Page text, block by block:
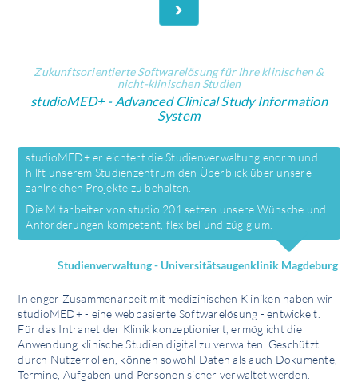
Zukunftsorientierte Softwarelösung für Ihre klinischen &
nicht-klinischen Studien
studioMED+ - Advanced Clinical Study Information
System
studioMED+ erleichtert die Studienverwaltung enorm und
hilft unserem Studienzentrum den Überblick über unsere
zahlreichen Projekte zu behalten.
Die Mitarbeiter von studio.201 setzen unsere Wünsche und
Anforderungen kompetent, flexibel und zügig um.
Studienverwaltung - Universitätsaugenklinik Magdeburg
In enger Zusammen­arbeit mit medizinischen Kliniken haben wir
studioMED+ - eine webbasierte Softwarelösung - entwickelt.
Für das Intranet der Klinik konzeptioniert, ermöglicht die
Anwendung klinische Studien digital zu verwalten. Geschützt
durch Nutzerrollen, können sowohl Daten als auch Dokumente,
Termine, Aufgaben und Personen sicher verwaltet werden.